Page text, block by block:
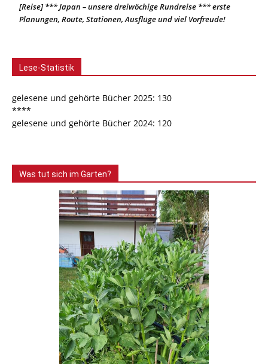
[Reise] *** Japan – unsere dreiwöchige Rundreise *** erste
Planungen, Route, Stationen, Ausflüge und viel Vorfreude!
Lese-Statistik
gelesene und gehörte Bücher 2025: 130
****
gelesene und gehörte Bücher 2024: 120
Was tut sich im Garten?